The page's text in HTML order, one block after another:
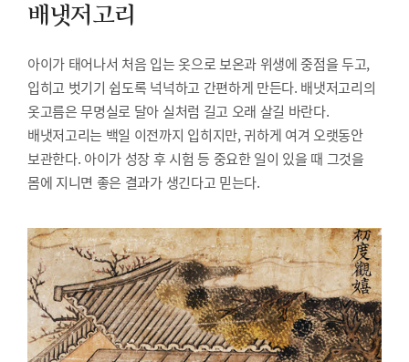
배냇저고리
아이가 태어나서 처음 입는 옷으로 보온과 위생에 중점을 두고,
입히고 벗기기 쉽도록 넉넉하고 간편하게 만든다. 배냇저고리의
옷고름은 무명실로 달아 실처럼 길고 오래 살길 바란다.
배냇저고리는 백일 이전까지 입히지만, 귀하게 여겨 오랫동안
보관한다. 아이가 성장 후 시험 등 중요한 일이 있을 때 그것을
몸에 지니면 좋은 결과가 생긴다고 믿는다.